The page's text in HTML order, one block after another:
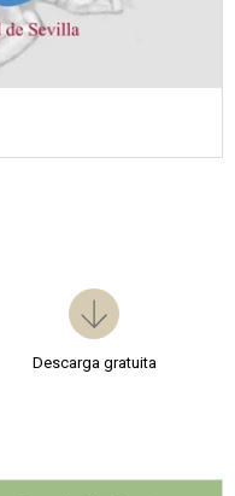
Descarga gratuita